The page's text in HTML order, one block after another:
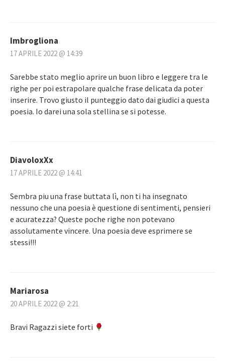
Imbrogliona
17 APRILE 2022 @ 14:39
Sarebbe stato meglio aprire un buon libro e leggere tra le
righe per poi estrapolare qualche frase delicata da poter
inserire. Trovo giusto il punteggio dato dai giudici a questa
poesia. Io darei una sola stellina se si potesse.
DiavoloxXx
17 APRILE 2022 @ 14:41
Sembra piu una frase buttata lì, non ti ha insegnato
nessuno che una poesia è questione di sentimenti, pensieri
e acuratezza? Queste poche righe non potevano
assolutamente vincere. Una poesia deve esprimere se
stessi!!!
Mariarosa
20 APRILE 2022 @ 2:21
Bravi Ragazzi siete forti